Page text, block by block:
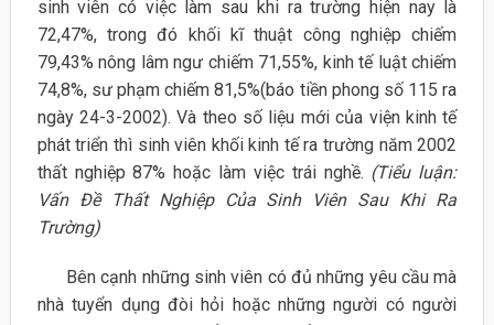
sinh viên có việc làm sau khi ra trường hiện nay là
72,47%, trong đó khối kĩ thuật công nghiệp chiếm
79,43% nông lâm ngư chiếm 71,55%, kinh tế luật chiếm
74,8%, sư phạm chiếm 81,5%(báo tiền phong số 115 ra
ngày 24-3-2002). Và theo số liệu mới của viện kinh tế
phát triển thì sinh viên khối kinh tế ra trường năm 2002
thất nghiệp 87% hoặc làm việc trái nghề. (Tiểu luận:
Vấn Đề Thất Nghiệp Của Sinh Viên Sau Khi Ra
Trường)
Bên cạnh những sinh viên có đủ những yêu cầu mà
nhà tuyển dụng đòi hỏi hoặc những người có người